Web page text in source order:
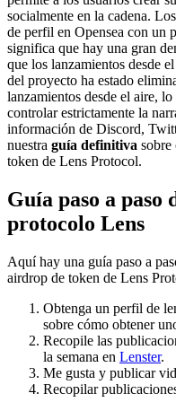
socialmente en la cadena.
de perfil en Opensea con un
significa que hay una gran
que los lanzamientos desde
del proyecto ha estado
lanzamientos desde el aire,
controlar estrictamente la
información de Discord,
nuestra guía definitiva sobre
token de Lens Protocol.
Guía paso a
protocolo Lens
Aquí hay una guía paso a
airdrop de token de Lens
Obtenga un perfil de
sobre cómo obtener
Recopile las
la semana en Lenster.
Me gusta y publicar
Recopilar